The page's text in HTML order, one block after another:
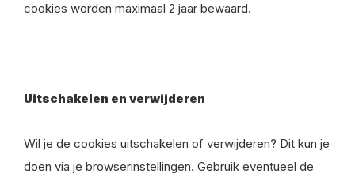
cookies worden maximaal 2 jaar bewaard.
Uitschakelen en verwijderen
Wil je de cookies uitschakelen of verwijderen? Dit kun je
doen via je browserinstellingen. Gebruik eventueel de